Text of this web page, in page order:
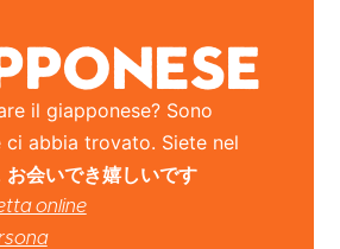
il giapponese? Sono
abbia trovato. Siete nel
お会いでき嬉しいです
online